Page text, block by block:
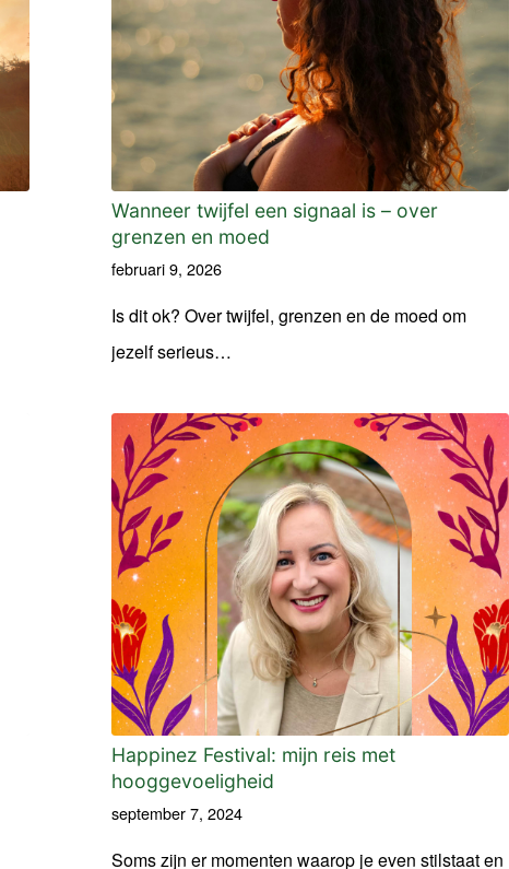
Wanneer twijfel een signaal is – over
grenzen en moed
februari 9, 2026
Is dit ok? Over twijfel, grenzen en de moed om
jezelf serieus…
Happinez Festival: mijn reis met
hooggevoeligheid
september 7, 2024
Soms zijn er momenten waarop je even stilstaat en